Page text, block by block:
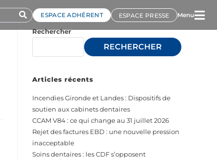
ESPACE ADHÉRENT ESPACE PRESSE Menu
Rechercher
RECHERCHER
Articles récents
Incendies Gironde et Landes : Dispositifs de
soutien aux cabinets dentaires
CCAM V84 : ce qui change au 31 juillet 2026
Rejet des factures EBD : une nouvelle pression
inacceptable
Soins dentaires : les CDF s’opposent